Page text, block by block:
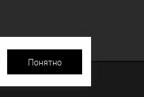
Понятно